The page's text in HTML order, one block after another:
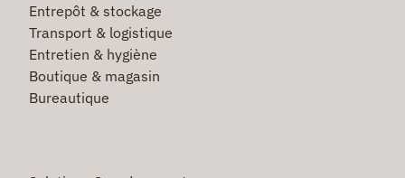
Entrepôt & stockage
Transport & logistique
Entretien & hygiène
Boutique & magasin
Bureautique